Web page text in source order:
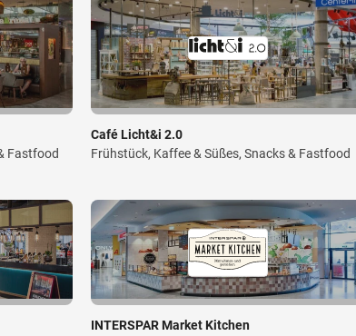
Fastfood
Café Licht&i 2.0
Frühstück, Kaffee & Süßes, Snacks & Fastfood
INTERSPAR Market Kitchen